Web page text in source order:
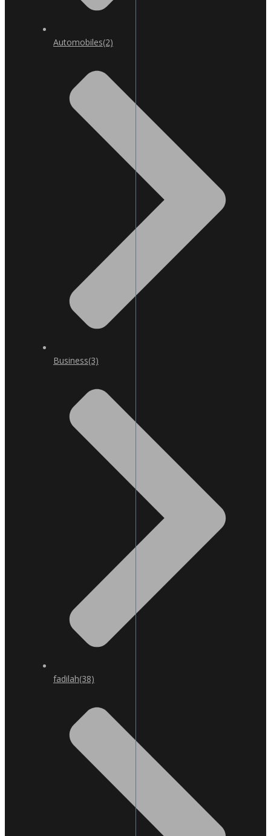
Automobiles(2)
Business(3)
fadilah(38)